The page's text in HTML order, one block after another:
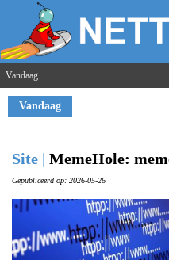
Vandaag
Vandaag
Site | MemeHole:
Gepubliceerd op: 2026-05-26